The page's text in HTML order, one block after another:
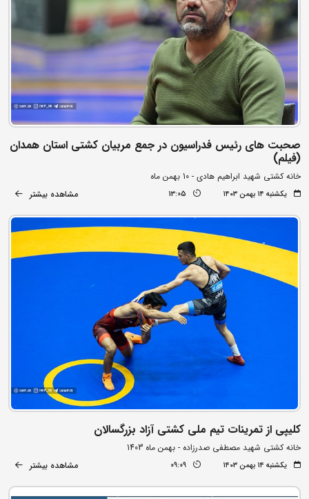
صحبت های رئیس فدراسیون در جمع مربیان کشتی استان همدان
(فیلم)
خانه کشتی شهید ابراهیم هادی - 10 بهمن ماه
یکشنبه ۱۴ بهمن ۱۴۰۳ 13:05 مشاهده بیشتر
کلیپی از تمرینات تیم ملی کشتی آزاد بزرگسالان
خانه کشتی شهید مصطفی صدرزاده - بهمن ماه 1403
یکشنبه ۱۴ بهمن ۱۴۰۳ 09:09 مشاهده بیشتر